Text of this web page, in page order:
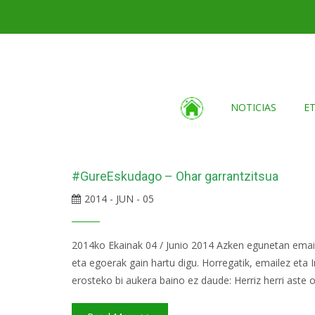
NOTICIAS
#GureEskudago – Ohar garrantzitsua
2014 - JUN - 05
2014ko Ekainak 04 / Junio 2014 Azken egunetan
eta egoerak gain hartu digu. Horregatik, emailez
erosteko bi aukera baino ez daude: Herriz herri